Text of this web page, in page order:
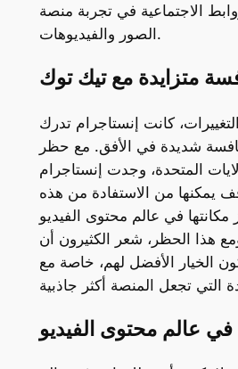
الاجتماعية في تجربة منصة
الصور والفيديوهات.
متزايدة مع تيك توك
كانت إنستاجرام تدرك
شديدة في الأفق. مع حظر
المتحدة، وجدت إنستاجرام
يمكنها من الاستفادة من هذه
مكانتها في عالم محتوى الفيديو
هذا الحظر، شعر الكثيرون أن
الخيار الأفضل لهم، خاصة مع
عالم محتوى الفيديو